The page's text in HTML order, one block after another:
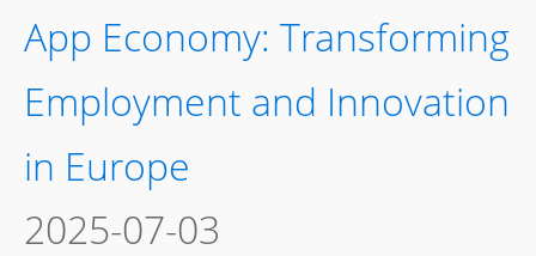
App Economy: Transforming
Employment and Innovation
in Europe
2025-07-03